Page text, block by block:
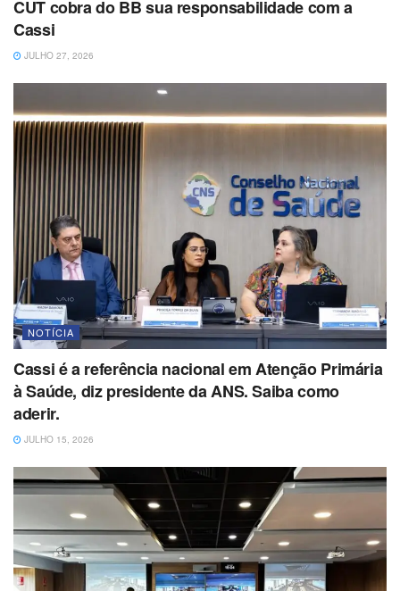
CUT cobra do BB sua responsabilidade com a
Cassi
JULHO 27, 2026
NOTÍCIA
Cassi é a referência nacional em Atenção Primária
à Saúde, diz presidente da ANS. Saiba como
aderir.
JULHO 15, 2026